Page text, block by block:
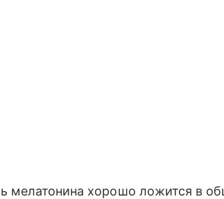
мелатонина хорошо ложится в